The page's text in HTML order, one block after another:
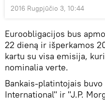
2016 Rugpjūčio 3, 10:44
Euroobligacijos bus
22 dieną ir išperkamos
kartu su visa emisija,
nominalia verte.
Bankais-platintojais
International" ir "J.P.